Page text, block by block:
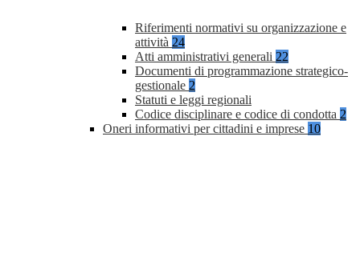
Riferimenti normativi su organizzazione e
attività 24
Atti amministrativi generali 22
Documenti di programmazione strategico-
gestionale 2
Statuti e leggi regionali
Codice disciplinare e codice di condotta 2
Oneri informativi per cittadini e imprese 10